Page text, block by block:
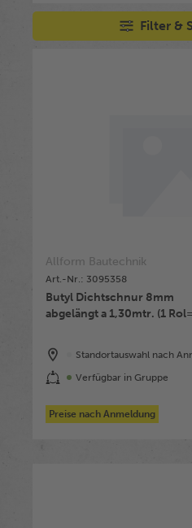
Filter &
Allform Bautechnik
Art.-Nr.: 3095358
Butyl Dichtschnur 8mm
abgelängt a 1,30mtr. (1
Standortauswahl nach
Verfügbar in Gruppe
Preise nach Anmeldung